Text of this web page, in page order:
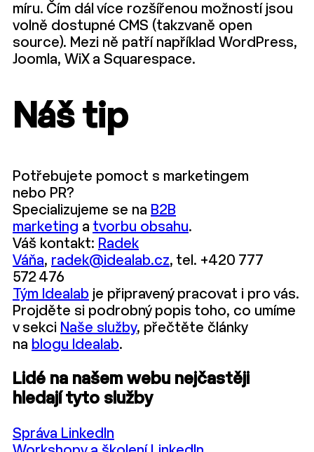
míru. Čím dál více rozšířenou možností jsou
volně dostupné CMS (takzvaně open
source). Mezi ně patří například WordPress,
Joomla, WiX a Squarespace.
Náš tip
Potřebujete pomoct s marketingem
nebo PR?
Specializujeme se na B2B
marketing a tvorbu obsahu.
Váš kontakt: Radek
Váňa, radek@idealab.cz, tel. +420 777
572 476
Tým Idealab je připravený pracovat i pro vás.
Projděte si podrobný popis toho, co umíme
v sekci Naše služby, přečtěte články
na blogu Idealab.
Lidé na našem webu nejčastěji
hledají tyto služby
Správa LinkedIn